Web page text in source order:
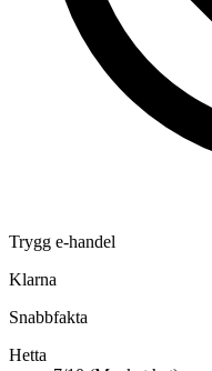
Trygg e-handel
Klarna
Snabbfakta
Hetta